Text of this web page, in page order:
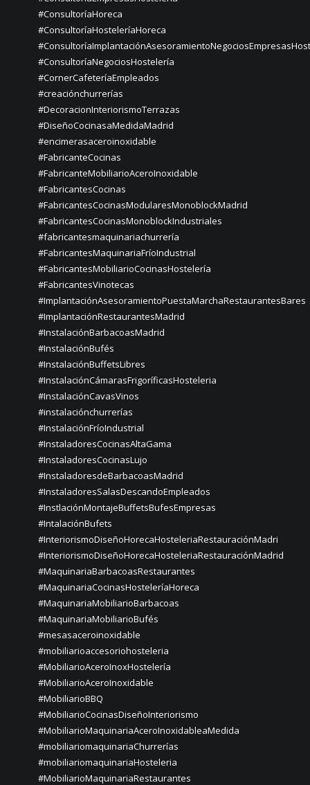
#ConsultoríaHoreca
#ConsultoríaHosteleríaHoreca
#ConsultoríaNegociosHostelería
#CornerCafeteríaEmpleados
#creaciónchurrerías
#DecoracionInteriorismoTerrazas
#DiseñoCocinasaMedidaMadrid
#encimerasaceroinoxidable
#FabricanteCocinas
#FabricanteMobiliarioAceroInoxidable
#FabricantesCocinas
#FabricantesCocinasModularesMonoblockMadrid
#FabricantesCocinasMonoblockIndustriales
#fabricantesmaquinariachurrería
#FabricantesMaquinariaFríoIndustrial
#FabricantesMobiliarioCocinasHostelería
#FabricantesVinotecas
#ImplantaciónAsesoramientoPuestaMarchaRestaurantesBares
#ImplantaciónRestaurantesMadrid
#InstalaciónBarbacoasMadrid
#InstalaciónBufés
#InstalaciónBuffetsLibres
#InstalaciónCámarasFrigoríficasHosteleria
#InstalaciónCavasVinos
#instalaciónchurrerías
#InstalaciónFríoIndustrial
#InstaladoresCocinasAltaGama
#InstaladoresCocinasLujo
#InstaladoresdeBarbacoasMadrid
#InstaladoresSalasDescandoEmpleados
#InstlaciónMontajeBuffetsBufesEmpresas
#IntalaciónBufets
#InteriorismoDiseñoHorecaHosteleriaRestauraciónMadri
#InteriorismoDiseñoHorecaHosteleriaRestauraciónMadrid
#MaquinariaBarbacoasRestaurantes
#MaquinariaCocinasHosteleríaHoreca
#MaquinariaMobiliarioBarbacoas
#MaquinariaMobiliarioBufés
#mesasaceroinoxidable
#mobiliarioaccesoriohosteleria
#MobiliarioAceroInoxHostelería
#MobiliarioAceroInoxidable
#MobiliarioBBQ
#MobiliarioCocinasDiseñoInteriorismo
#MobiliarioMaquinariaAceroInoxidableaMedida
#mobiliariomaquinariaChurrerías
#mobiliariomaquinariaHosteleria
#MobiliarioMaquinariaRestaurantes